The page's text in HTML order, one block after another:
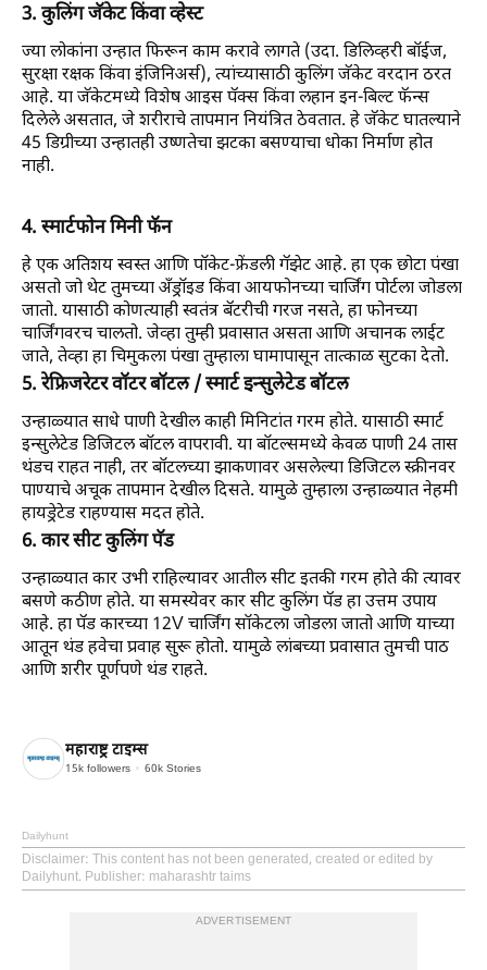
3. कुलिंग जॅकेट किंवा व्हेस्ट
ज्या लोकांना उन्हात फिरून काम करावे लागते (उदा. डिलिव्हरी बॉईज,
सुरक्षा रक्षक किंवा इंजिनिअर्स), त्यांच्यासाठी कुलिंग जॅकेट वरदान ठरत
आहे. या जॅकेटमध्ये विशेष आइस पॅक्स किंवा लहान इन-बिल्ट फॅन्स
दिलेले असतात, जे शरीराचे तापमान नियंत्रित ठेवतात. हे जॅकेट घातल्याने
45 डिग्रीच्या उन्हातही उष्णतेचा झटका बसण्याचा धोका निर्माण होत
नाही.
4. स्मार्टफोन मिनी फॅन
हे एक अतिशय स्वस्त आणि पॉकेट-फ्रेंडली गॅझेट आहे. हा एक छोटा पंखा
असतो जो थेट तुमच्या अँड्रॉइड किंवा आयफोनच्या चार्जिंग पोर्टला जोडला
जातो. यासाठी कोणत्याही स्वतंत्र बॅटरीची गरज नसते, हा फोनच्या
चार्जिंगवरच चालतो. जेव्हा तुम्ही प्रवासात असता आणि अचानक लाईट
जाते, तेव्हा हा चिमुकला पंखा तुम्हाला घामापासून तात्काळ सुटका देतो.
5. रेफ्रिजरेटर वॉटर बॉटल / स्मार्ट इन्सुलेटेड बॉटल
उन्हाळ्यात साधे पाणी देखील काही मिनिटांत गरम होते. यासाठी स्मार्ट
इन्सुलेटेड डिजिटल बॉटल वापरावी. या बॉटल्समध्ये केवळ पाणी 24 तास
थंडच राहत नाही, तर बॉटलच्या झाकणावर असलेल्या डिजिटल स्क्रीनवर
पाण्याचे अचूक तापमान देखील दिसते. यामुळे तुम्हाला उन्हाळ्यात नेहमी
हायड्रेटेड राहण्यास मदत होते.
6. कार सीट कुलिंग पॅड
उन्हाळ्यात कार उभी राहिल्यावर आतील सीट इतकी गरम होते की त्यावर
बसणे कठीण होते. या समस्येवर कार सीट कुलिंग पॅड हा उत्तम उपाय
आहे. हा पॅड कारच्या 12V चार्जिंग सॉकेटला जोडला जातो आणि याच्या
आतून थंड हवेचा प्रवाह सुरू होतो. यामुळे लांबच्या प्रवासात तुमची पाठ
आणि शरीर पूर्णपणे थंड राहते.
महाराष्ट्र टाइम्स
15k followers 60k Stories
Dailyhunt
Disclaimer: This content has not been generated, created or edited by
Dailyhunt. Publisher: maharashtr taims
ADVERTISEMENT